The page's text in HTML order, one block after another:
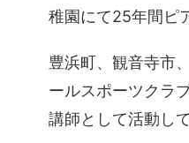
稚園にて25年間ピ
豊浜町、観音寺市
ールスポーツクラ
講師として活動し